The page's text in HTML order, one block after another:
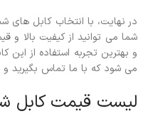
در نهایت، با انتخاب کابل های
شما می توانید از کیفیت بالا و
و بهترین تجربه استفاده از این
می شود که با ما تماس بگیرید
لیست قیمت کابل